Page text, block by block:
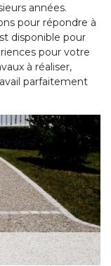
années.
pour répondre à
disponible pour
pour votre
à réaliser,
parfaitement